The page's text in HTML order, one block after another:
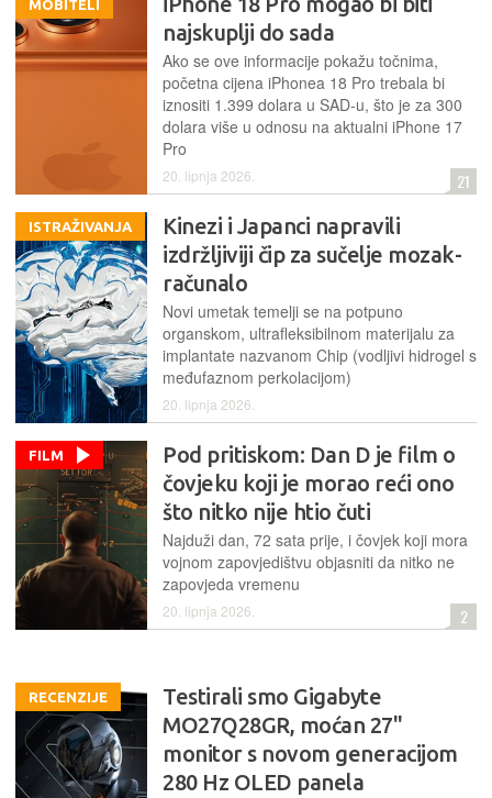
MOBITELI
najskuplji do sada
Ako se ove informacije pokažu točnima,
početna cijena iPhonea 18 Pro trebala bi
iznositi 1.399 dolara u SAD-u, što je za 300
dolara više u odnosu na aktualni iPhone 17
Pro
20. lipnja 2026. 21
ISTRAŽIVANJA
Kinezi i Japanci napravili
izdržljiviji čip za sučelje mozak-
računalo
Novi umetak temelji se na potpuno
organskom, ultrafleksibilnom materijalu za
implantate nazvanom Chip (vodljivi hidrogel s
međufaznom perkolacijom)
20. lipnja 2026.
FILM
Pod pritiskom: Dan D je film o
čovjeku koji je morao reći ono
što nitko nije htio čuti
Najduži dan, 72 sata prije, i čovjek koji mora
vojnom zapovjedištvu objasniti da nitko ne
zapovjeda vremenu
20. lipnja 2026. 2
RECENZIJE
Testirali smo Gigabyte
MO27Q28GR, moćan 27"
monitor s novom generacijom
280 Hz OLED panela